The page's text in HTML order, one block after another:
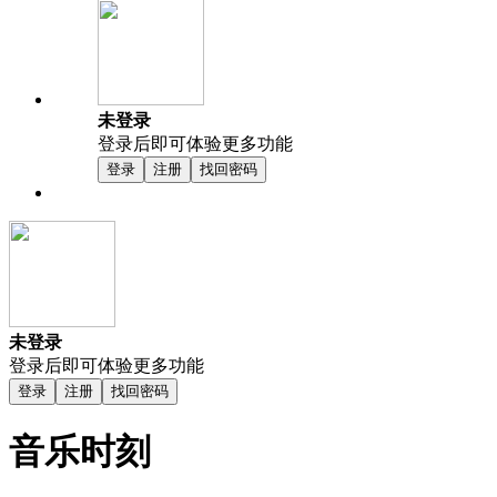
未登录
登录后即可体验更多功能
登录 注册 找回密码
未登录
登录后即可体验更多功能
登录 注册 找回密码
音乐时刻